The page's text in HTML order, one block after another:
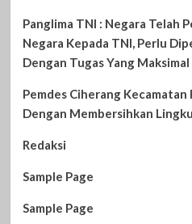
Panglima TNI : Negara Telah
Negara Kepada TNI, Perlu
Dengan Tugas Yang Maksimal
Pemdes Ciherang Kecamatan
Dengan Membersihkan
Redaksi
Sample Page
Sample Page